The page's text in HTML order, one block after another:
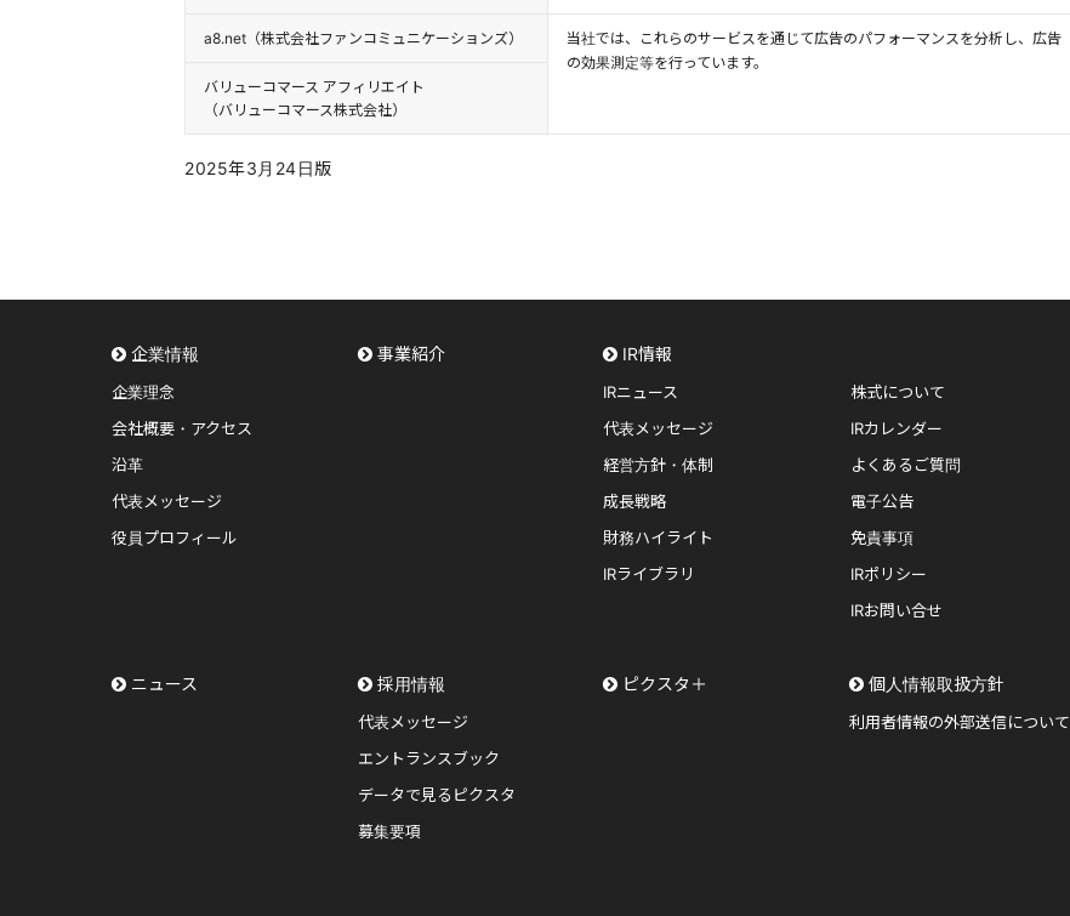
a8.net（株式会社ファンコミュニケーションズ）
当社では、これらのサービスを通じて広告のパフォーマンスを分析し、広告
の効果測定等を行っています。
バリューコマース アフィリエイト
（バリューコマース株式会社）
2025年3月24日版
企業情報
企業理念
会社概要・アクセス
沿革
代表メッセージ
役員プロフィール
事業紹介 IR情報
IRニュース
代表メッセージ
経営方針・体制
成長戦略
財務ハイライト
IRライブラリ
株式について
IRカレンダー
よくあるご質問
電子公告
免責事項
IRポリシー
IRお問い合せ
ニュース 採用情報
代表メッセージ
エントランスブック
データで見るピクスタ
募集要項
ピクスタ＋ 個人情報取扱方針
利用者情報の外部送信について